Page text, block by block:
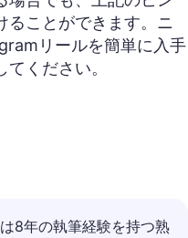
ることができます。ニ
リールを簡単に入手
ください。
8年の執筆経験を持つ熟